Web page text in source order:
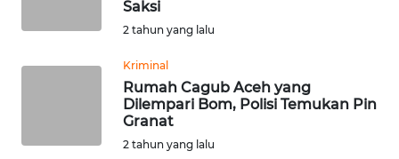
Saksi
2 tahun yang lalu
Kriminal
Rumah Cagub Aceh yang
Dilempari Bom, Polisi Temukan Pin
Granat
2 tahun yang lalu